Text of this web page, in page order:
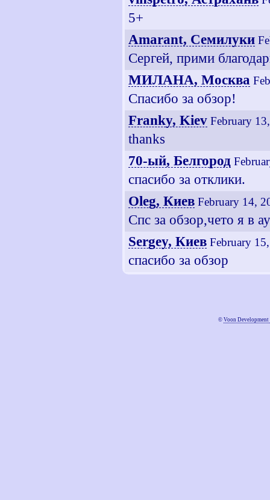
5+
Amarant, Семилуки
Сергей, прими
МИЛАНА, Москва
Спасибо за обзор!
Franky, Kiev February
thanks
70-ый, Белгород
спасибо за отклики.
Oleg, Киев February 14,
Спс за обзор,чето я в
Sergey, Киев February
спасибо за обзор
© Voon Development